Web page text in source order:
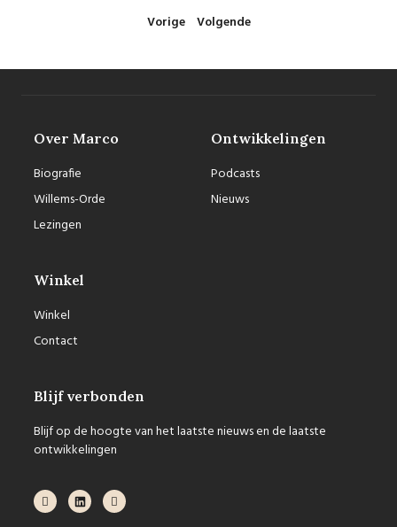
Vorige Volgende
Over Marco
Biografie
Willems-Orde
Lezingen
Ontwikkelingen
Podcasts
Nieuws
Winkel
Winkel
Contact
Blijf verbonden
Blijf op de hoogte van het laatste nieuws en de laatste
ontwikkelingen